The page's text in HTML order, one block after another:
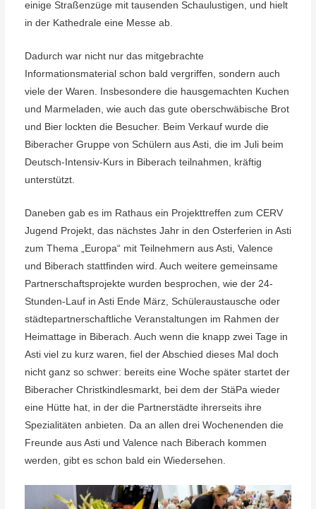
einige Straßenzüge mit tausenden Schaulustigen, und hielt
in der Kathedrale eine Messe ab.
Dadurch war nicht nur das mitgebrachte
Informationsmaterial schon bald vergriffen, sondern auch
viele der Waren. Insbesondere die hausgemachten Kuchen
und Marmeladen, wie auch das gute oberschwäbische Brot
und Bier lockten die Besucher. Beim Verkauf wurde die
Biberacher Gruppe von Schülern aus Asti, die im Juli beim
Deutsch-Intensiv-Kurs in Biberach teilnahmen, kräftig
unterstützt.
Daneben gab es im Rathaus ein Projekttreffen zum CERV
Jugend Projekt, das nächstes Jahr in den Osterferien in Asti
zum Thema „Europa“ mit Teilnehmern aus Asti, Valence
und Biberach stattfinden wird. Auch weitere gemeinsame
Partnerschaftsprojekte wurden besprochen, wie der 24-
Stunden-Lauf in Asti Ende März, Schüleraustausche oder
städtepartnerschaftliche Veranstaltungen im Rahmen der
Heimattage in Biberach. Auch wenn die knapp zwei Tage in
Asti viel zu kurz waren, fiel der Abschied dieses Mal doch
nicht ganz so schwer: bereits eine Woche später startet der
Biberacher Christkindlesmarkt, bei dem der StäPa wieder
eine Hütte hat, in der die Partnerstädte ihrerseits ihre
Spezialitäten anbieten. Da an allen drei Wochenenden die
Freunde aus Asti und Valence nach Biberach kommen
werden, gibt es schon bald ein Wiedersehen.